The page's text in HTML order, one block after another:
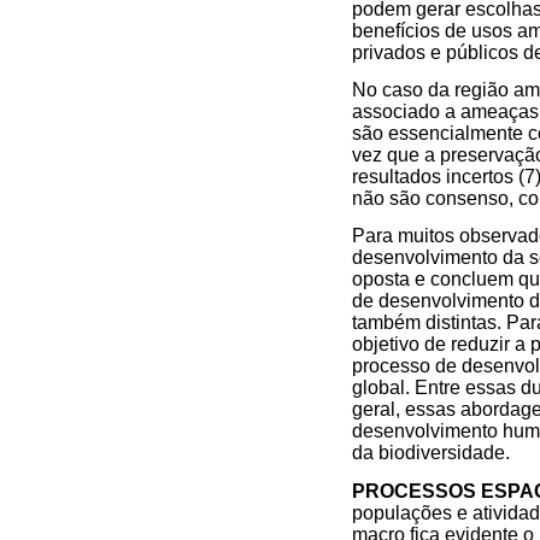
podem gerar
benefícios de usos
privados e públicos
No caso da região
associado a
são essencialmente
vez que a
resultados incertos
não são consenso,
Para muitos
desenvolvimento da
oposta e concluem
de desenvolvimento
também distintas.
objetivo de reduzir a
processo de
global. Entre essas
geral, essas
desenvolvimento
da biodiversidade.
PROCESSOS
populações e
macro fica evidente